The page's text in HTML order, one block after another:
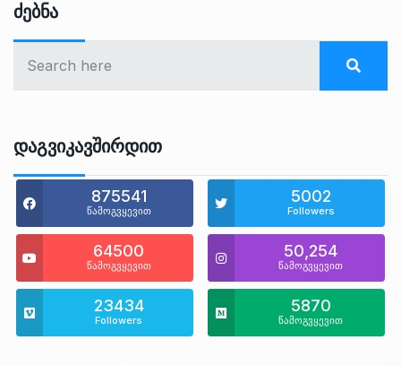
Ძებნა
Დაგვიკავშირდით
875541
წამოგვყევით
5002
Followers
64500
წამოგვყევით
50,254
წამოგვყევით
23434
Followers
5870
წამოგვყევით